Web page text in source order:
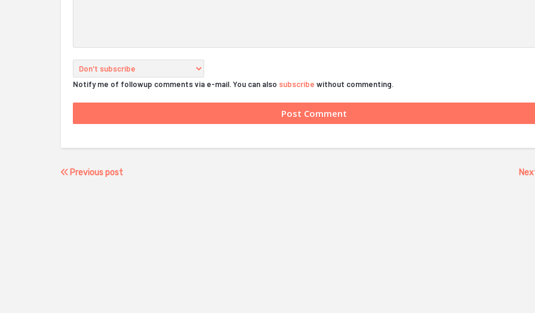
Notify me of followup comments via e-mail. You can also subscribe without commenting.
Previous post